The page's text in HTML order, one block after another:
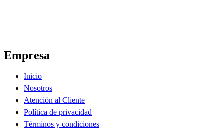
Empresa
Inicio
Nosotros
Atención al Cliente
Política de privacidad
Términos y condiciones